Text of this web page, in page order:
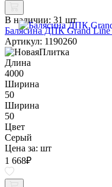
В наличии: 31 шт
Балясина ДПК Grand
Артикул: 1190260
Длина
4000
Ширина
50
Ширина
50
Цвет
Серый
Цена за: шт
1 668₽